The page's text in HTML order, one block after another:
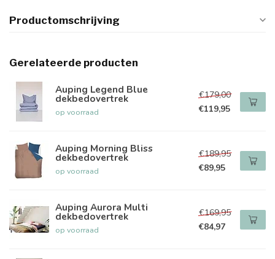
Productomschrijving
Gerelateerde producten
Auping Legend Blue
dekbedovertrek
op voorraad
€179,00
€119,95
Auping Morning Bliss
dekbedovertrek
op voorraad
€189,95
€89,95
Auping Aurora Multi
dekbedovertrek
op voorraad
€169,95
€84,97